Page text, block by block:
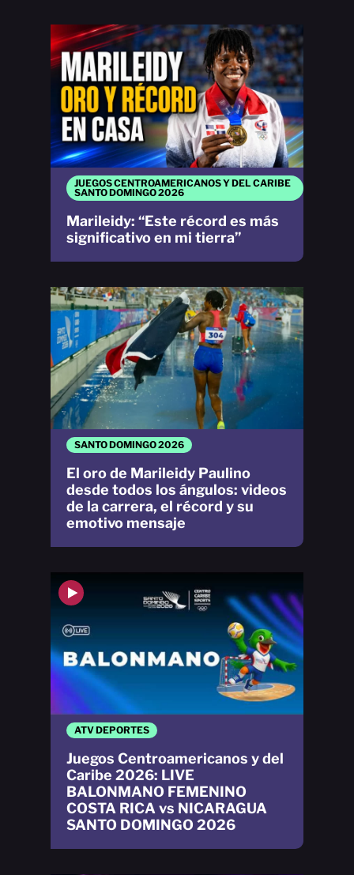
JUEGOS CENTROAMERICANOS Y DEL CARIBE
SANTO DOMINGO 2026
Marileidy: “Este récord es más
significativo en mi tierra”
ATV DEPORTES
Juegos Centroamericanos y del
Caribe 2026: LIVE
BALONMANO FEMENINO
COSTA RICA vs NICARAGUA
SANTO DOMINGO 2026
SANTO DOMINGO 2026
El oro de Marileidy Paulino
desde todos los ángulos: videos
de la carrera, el récord y su
emotivo mensaje